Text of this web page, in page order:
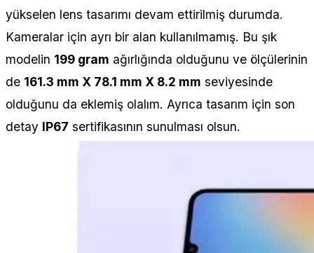
yükselen lens tasarımı devam ettirilmiş durumda.
Kameralar için ayrı bir alan kullanılmamış. Bu şık
modelin 199 gram ağırlığında olduğunu ve ölçülerinin
de 161.3 mm X 78.1 mm X 8.2 mm seviyesinde
olduğunu da eklemiş olalım. Ayrıca tasarım için son
detay IP67 sertifikasının sunulması olsun.